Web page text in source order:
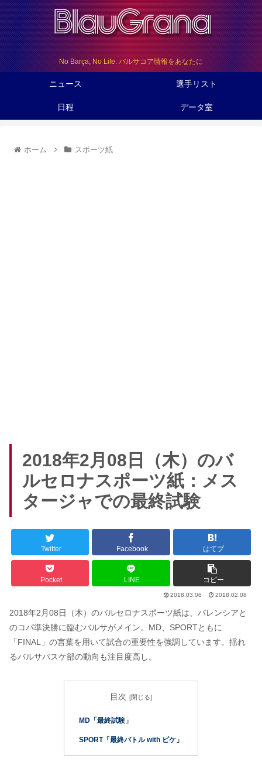
No Barça, No Life. バルサコア情報をあなたに
ニュース 選手リスト
日程 データ室
ホーム スポーツ紙
2018年2月08日（木）のバ
ルセロナスポーツ紙：メス
タージャでの最終試験
Twitter Facebook はてブ
Pocket LINE コピー
2018.03.06 2018.02.08
2018年2月08日（木）のバルセロナスポーツ紙は、バレンシアと
のコパ準決勝に臨むバルサがメイン。MD、SPORTともに
「FINAL」の言葉を用いて試合の重要性を強調しています。揺れ
るバルサバスケ部の動向も注目度高し。
目次
MD「最終試験」
SPORT「最終バトル with ピケ」